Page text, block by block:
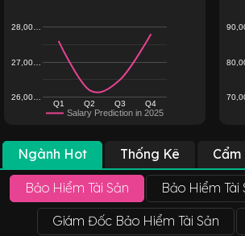
Salary Prediction in 2025
Q1 Q2 Q3 Q4
26,00…
27,00…
28,00…
Ngành Hot Thống Kê
Bảo Hiểm Tài Sản Bảo Hiểm
Giám Đốc Bảo Hiểm Tài Sản